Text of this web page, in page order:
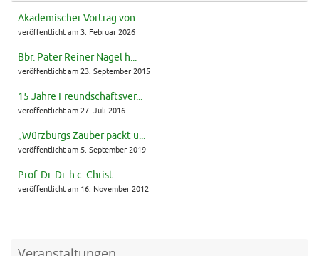
Akademischer Vortrag von...
veröffentlicht am 3. Februar 2026
Bbr. Pater Reiner Nagel h...
veröffentlicht am 23. September 2015
15 Jahre Freundschaftsver...
veröffentlicht am 27. Juli 2016
„Würzburgs Zauber packt u...
veröffentlicht am 5. September 2019
Prof. Dr. Dr. h.c. Christ...
veröffentlicht am 16. November 2012